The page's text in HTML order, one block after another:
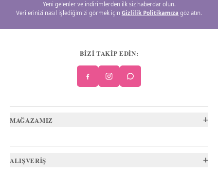
Yeni gelenler ve indirimlerden ilk siz haberdar olun.
Verilerinizi nasıl işlediğimizi görmek için Gizlilik Politikamıza göz atın.
BİZİ TAKİP EDİN:
MAĞAZAMIZ +
ALIŞVERİŞ +